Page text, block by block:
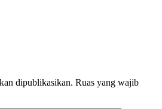
dipublikasikan. Ruas yang wajib